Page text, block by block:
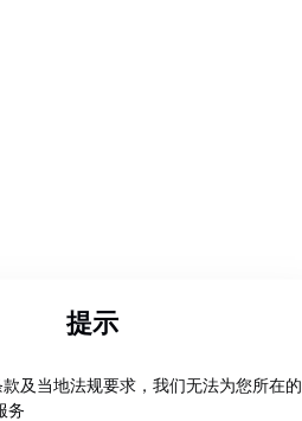
提示
及当地法规要求，我们无法为您所在的
务